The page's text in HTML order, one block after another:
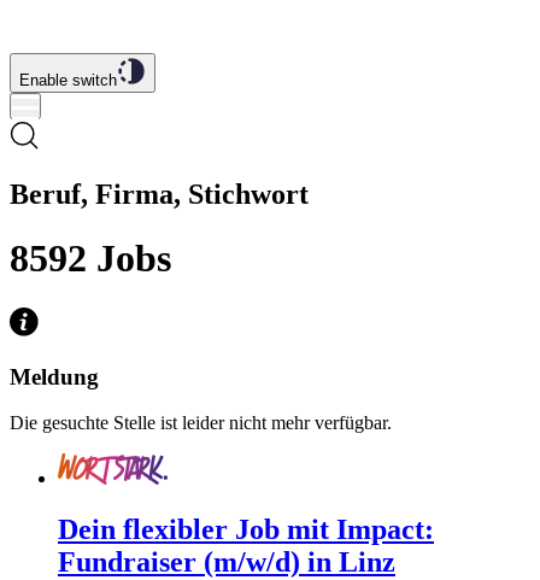
Enable switch
Beruf, Firma, Stichwort
8592 Jobs
Meldung
Die gesuchte Stelle ist leider nicht mehr verfügbar.
Dein flexibler Job mit Impact:
Fundraiser (m/w/d) in Linz